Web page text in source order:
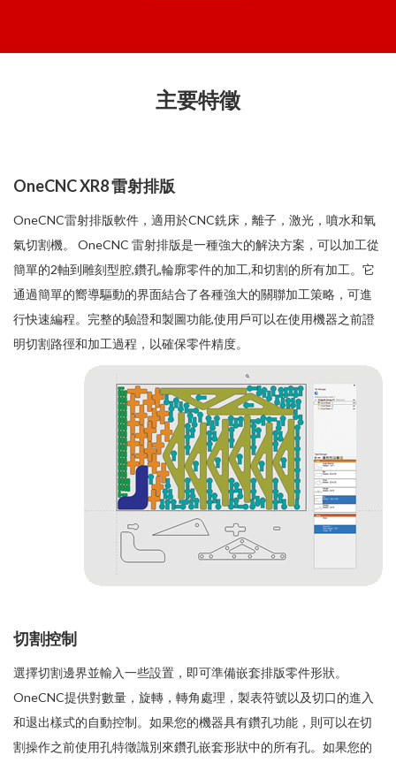
主要特徵
OneCNC XR8 雷射排版
OneCNC雷射排版軟件，適用於CNC銑床，離子，激光，噴水和氧
氣切割機。 OneCNC 雷射排版是一種強大的解決方案，可以加工從
簡單的2軸到雕刻型腔,鑽孔,輪廓零件的加工,和切割的所有加工。它
通過簡單的嚮導驅動的界面結合了各種強大的關聯加工策略，可進
行快速編程。完整的驗證和製圖功能,使用戶可以在使用機器之前證
明切割路徑和加工過程，以確保零件精度。
切割控制
選擇切割邊界並輸入一些設置，即可準備嵌套排版零件形狀。
OneCNC提供對數量，旋轉，轉角處理，製表符號以及切口的進入
和退出樣式的自動控制。如果您的機器具有鑽孔功能，則可以在切
割操作之前使用孔特徵識別來鑽孔嵌套形狀中的所有孔。如果您的